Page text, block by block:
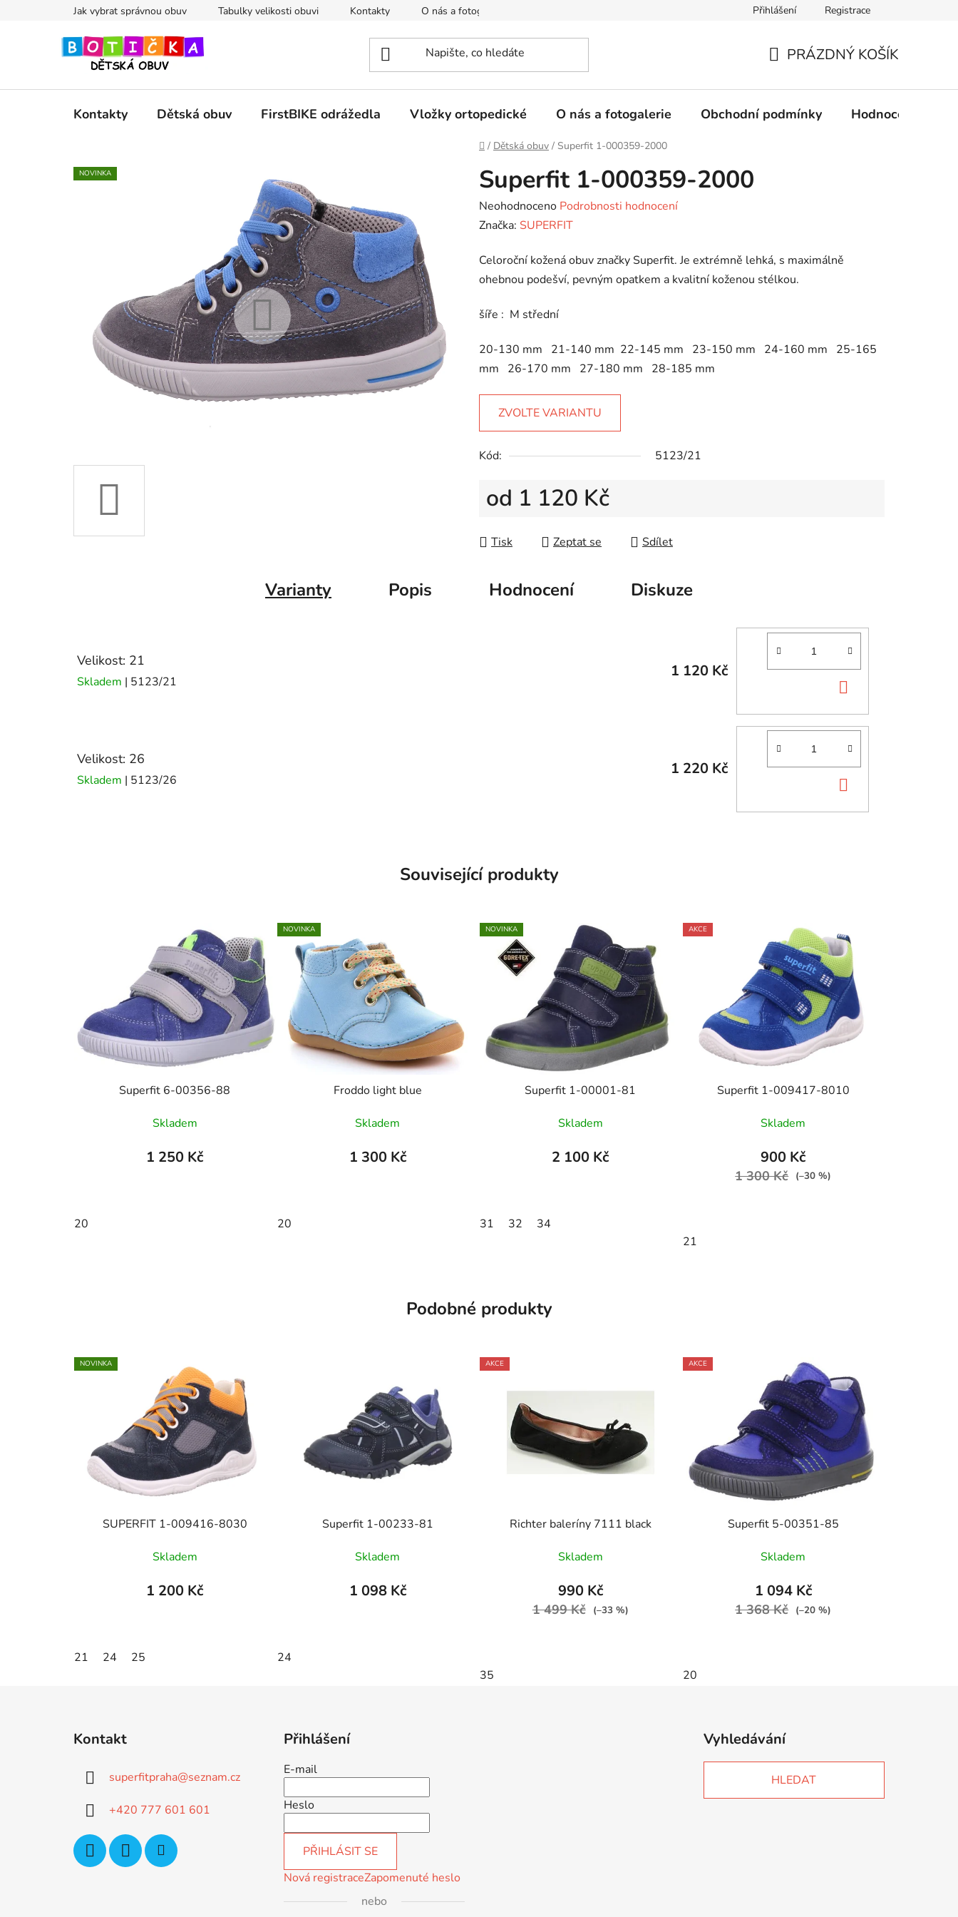
Jak vybrat správnou obuv Tabulky velikosti obuvi Kontakty O nás a fotogalerie Ochrana osobních údajů
Přihlášení Registrace
KOŠÍK
PRÁZDNÝ KOŠÍK
Kontakty Dětská obuv FirstBIKE odrážedla Vložky ortopedické O nás a fotogalerie Obchodní podmínky Hodnocení
Domů
/ Dětská obuv / Superfit 1-000359-2000
Superfit 1-000359-2000
Průměrné
hodnocení
je
0,0
5
Neohodnoceno Podrobnosti hodnocení
Značka: SUPERFIT
Celoroční kožená obuv značky Superfit. Je extrémně lehká, s maximálně
ohebnou podešví, pevným opatkem a kvalitní koženou stélkou.
šíře : M střední
20-130 mm 21-140 mm 22-145 mm 23-150 mm 24-160 mm 25-165
mm 26-170 mm 27-180 mm 28-185 mm
ZVOLTE VARIANTU
Kód: 5123/21
od 1 120 Kč
Tisk
Zeptat se Sdílet
NOVINKA
Varianty Popis Hodnocení Diskuze
Velikost: 21
Skladem | 5123/21
1 120 Kč
KOŠÍKU
Velikost: 26
Skladem | 5123/26
1 220 Kč
KOŠÍKU
Související produkty
Superfit 6-00356-88
Skladem
1 250 Kč
20
NOVINKA
Froddo light blue
Skladem
1 300 Kč
20
NOVINKA
Superfit 1-00001-81
Skladem
2 100 Kč
31 32 34
AKCE
Superfit 1-009417-8010
Skladem
900 Kč
1 300 Kč (–30 %)
21
Podobné produkty
NOVINKA
SUPERFIT 1-009416-8030
Skladem
1 200 Kč
21 24 25
Superfit 1-00233-81
Skladem
1 098 Kč
24
AKCE
Richter baleríny 7111 black
Skladem
990 Kč
1 499 Kč (–33 %)
35
AKCE
Superfit 5-00351-85
Skladem
1 094 Kč
1 368 Kč (–20 %)
20
Kontakt
superfitpraha@seznam.cz
+420 777 601 601
Přihlášení
E-mail
Heslo
PŘIHLÁSIT SE
Nová registraceZapomenuté heslo
nebo
Vyhledávání
HLEDAT